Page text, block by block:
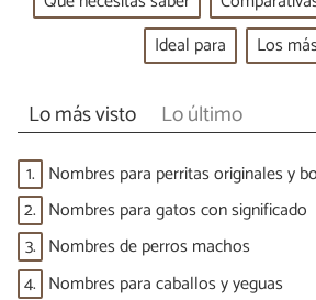
Ideal para
Los
Lo más visto Lo último
1. Nombres para perritas originales y
2. Nombres para gatos con significado
3. Nombres de perros machos
4. Nombres para caballos y yeguas